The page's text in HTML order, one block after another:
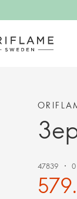
47839 0